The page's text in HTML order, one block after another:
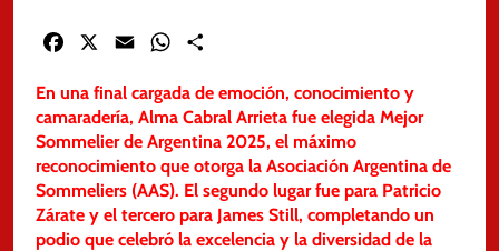
Facebook Email WhatsApp
En una final cargada de emoción, conocimiento y
camaradería, Alma Cabral Arrieta fue elegida Mejor
Sommelier de Argentina 2025, el máximo
reconocimiento que otorga la Asociación Argentina de
Sommeliers (AAS). El segundo lugar fue para Patricio
Zárate y el tercero para James Still, completando un
podio que celebró la excelencia y la diversidad de la